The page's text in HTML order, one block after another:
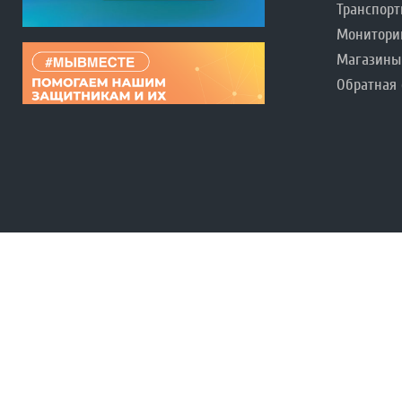
Магазины
Обратная